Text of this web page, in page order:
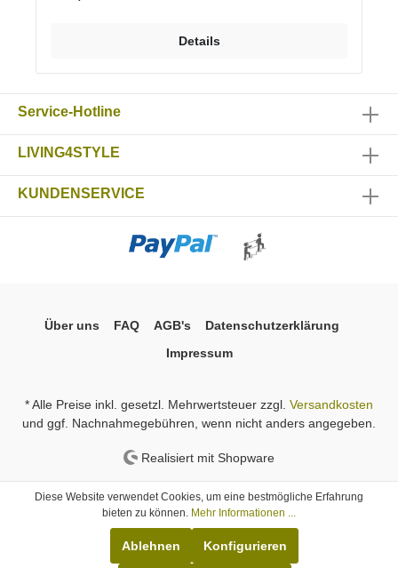
Eiche Optionen Verschiedene RAL Farbtöne Sockel
Details
Service-Hotline
LIVING4STYLE
KUNDENSERVICE
Über uns FAQ AGB's
Datenschutzerklärung
Impressum
* Alle Preise inkl. gesetzl. Mehrwertsteuer zzgl. Versandkosten
und ggf. Nachnahmegebühren, wenn nicht anders angegeben.
Realisiert mit Shopware
Diese Website verwendet Cookies, um eine bestmögliche Erfahrung
bieten zu können. Mehr Informationen ...
Ablehnen Konfigurieren